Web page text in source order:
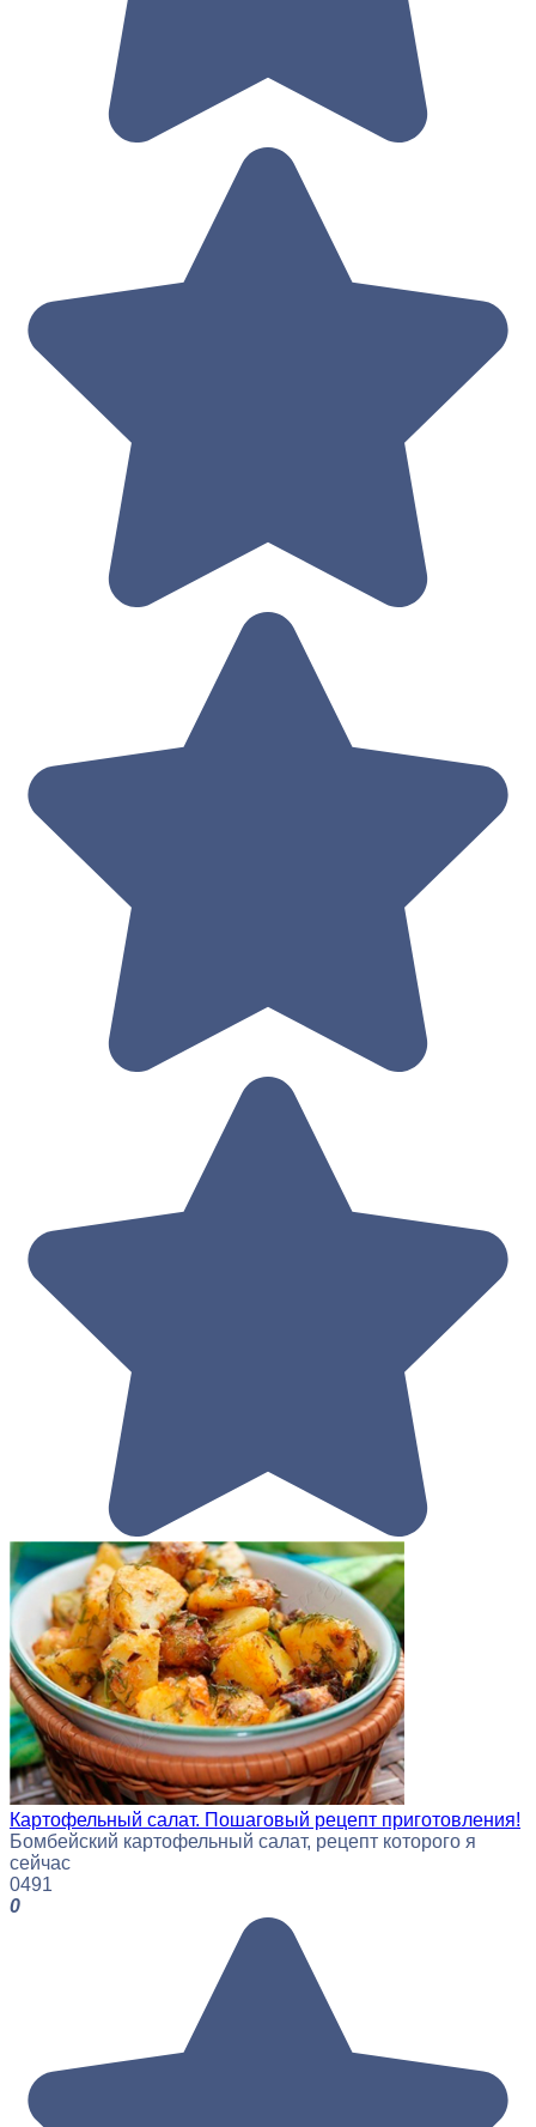
Картофельный салат. Пошаговый рецепт приготовления!
Бомбейский картофельный салат, рецепт которого я
сейчас
0491
0